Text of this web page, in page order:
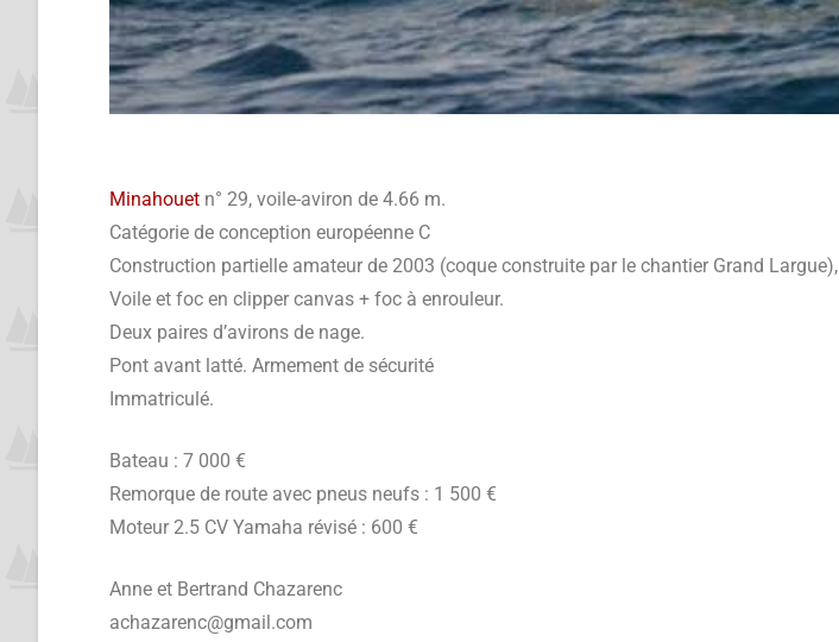
Minahouet n° 29, voile-aviron de 4.66 m.
Catégorie de conception européenne C
Construction partielle amateur de 2003 (coque construite par le chantier Grand Largue),
Voile et foc en clipper canvas + foc à enrouleur.
Deux paires d’avirons de nage.
Pont avant latté. Armement de sécurité
Immatriculé.
Bateau : 7 000 €
Remorque de route avec pneus neufs : 1 500 €
Moteur 2.5 CV Yamaha révisé : 600 €
Anne et Bertrand Chazarenc
achazarenc@gmail.com